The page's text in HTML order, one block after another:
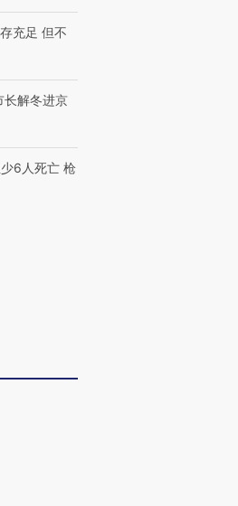
充足 但不
长解冬进京
6人死亡 枪